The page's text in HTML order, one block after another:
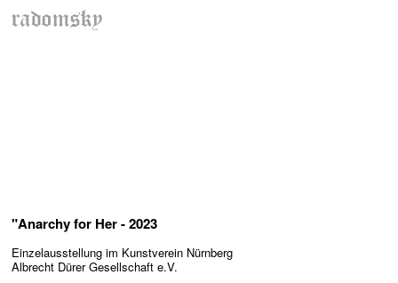
radomsky
"Anarchy for Her - 2023
Einzelausstellung im Kunstverein Nürnberg
Albrecht Dürer Gesellschaft e.V.